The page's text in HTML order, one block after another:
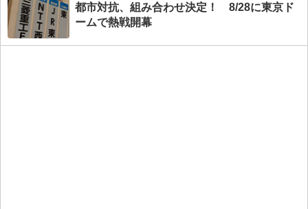
都市対抗、組み合わせ決定！ 8/28に東京ド
ームで熱戦開幕